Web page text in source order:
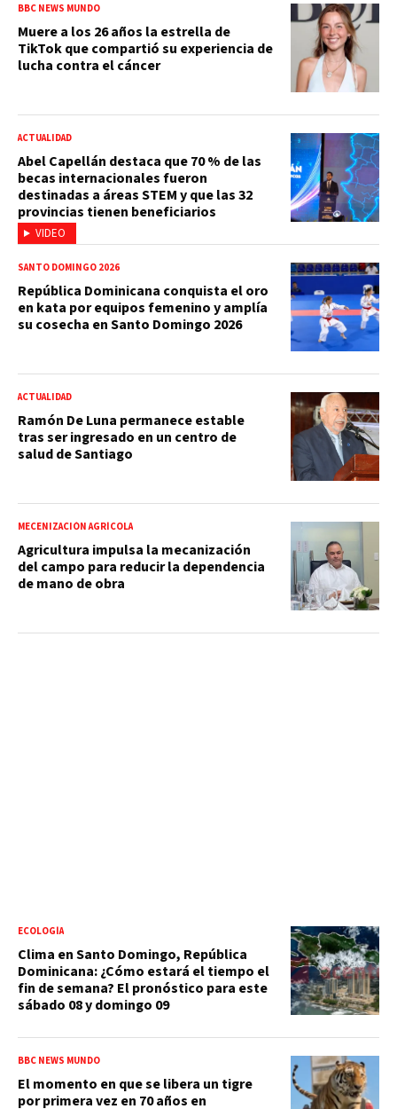
BBC NEWS MUNDO
Muere a los 26 años la estrella de
TikTok que compartió su experiencia de
lucha contra el cáncer
VIDEO
ACTUALIDAD
Abel Capellán destaca que 70 % de las
becas internacionales fueron
destinadas a áreas STEM y que las 32
provincias tienen beneficiarios
SANTO DOMINGO 2026
República Dominicana conquista el oro
en kata por equipos femenino y amplía
su cosecha en Santo Domingo 2026
ACTUALIDAD
Ramón De Luna permanece estable
tras ser ingresado en un centro de
salud de Santiago
MECENIZACIÓN AGRÍCOLA
Agricultura impulsa la mecanización
del campo para reducir la dependencia
de mano de obra
ECOLOGÍA
Clima en Santo Domingo, República
Dominicana: ¿Cómo estará el tiempo el
fin de semana? El pronóstico para este
sábado 08 y domingo 09
BBC NEWS MUNDO
El momento en que se libera un tigre
por primera vez en 70 años en